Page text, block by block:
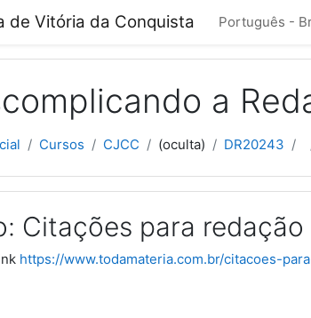
de Vitória da Conquista Português -
a
Cursos CJCC (oculta) DR20243
Citações para redação
https://www.todamateria.com.br/citacoes-